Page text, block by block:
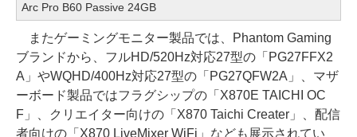
Arc Pro B60 Passive 24GB
またゲーミングモニター製品では、Phantom Gaming
ブランドから、フルHD/520Hz対応27型の「PG27FFX2
A」やWQHD/400Hz対応27型の「PG27QFW2A」、マザ
ーボード製品ではフラグシップの「X870E TAICHI OC
F」、クリエイター向けの「X870 Taichi Creater」、配信
者向けの「X870 LiveMixer WiFi」なども展示されてい